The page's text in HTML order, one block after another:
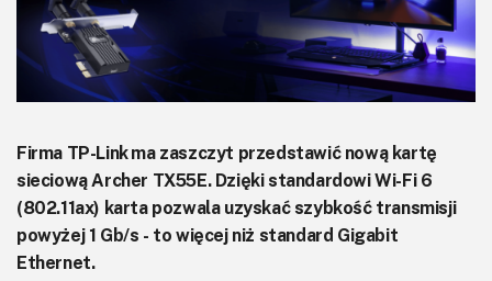
Archiwum
Do pobrania
Firma TP-Link ma zaszczyt przedstawić nową kartę
sieciową Archer TX55E. Dzięki standardowi Wi-Fi 6
(802.11ax) karta pozwala uzyskać szybkość transmisji
powyżej 1 Gb/s - to więcej niż standard Gigabit
Ethernet.